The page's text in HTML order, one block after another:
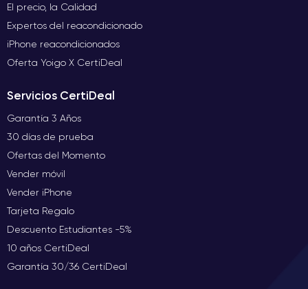
El precio, la Calidad
Expertos del reacondicionado
iPhone reacondicionados
Oferta Yoigo X CertiDeal
Servicios CertiDeal
Garantía 3 Años
30 días de prueba
Ofertas del Momento
Vender móvil
Vender iPhone
Tarjeta Regalo
Descuento Estudiantes -5%
10 años CertiDeal
Garantía 30/36 CertiDeal